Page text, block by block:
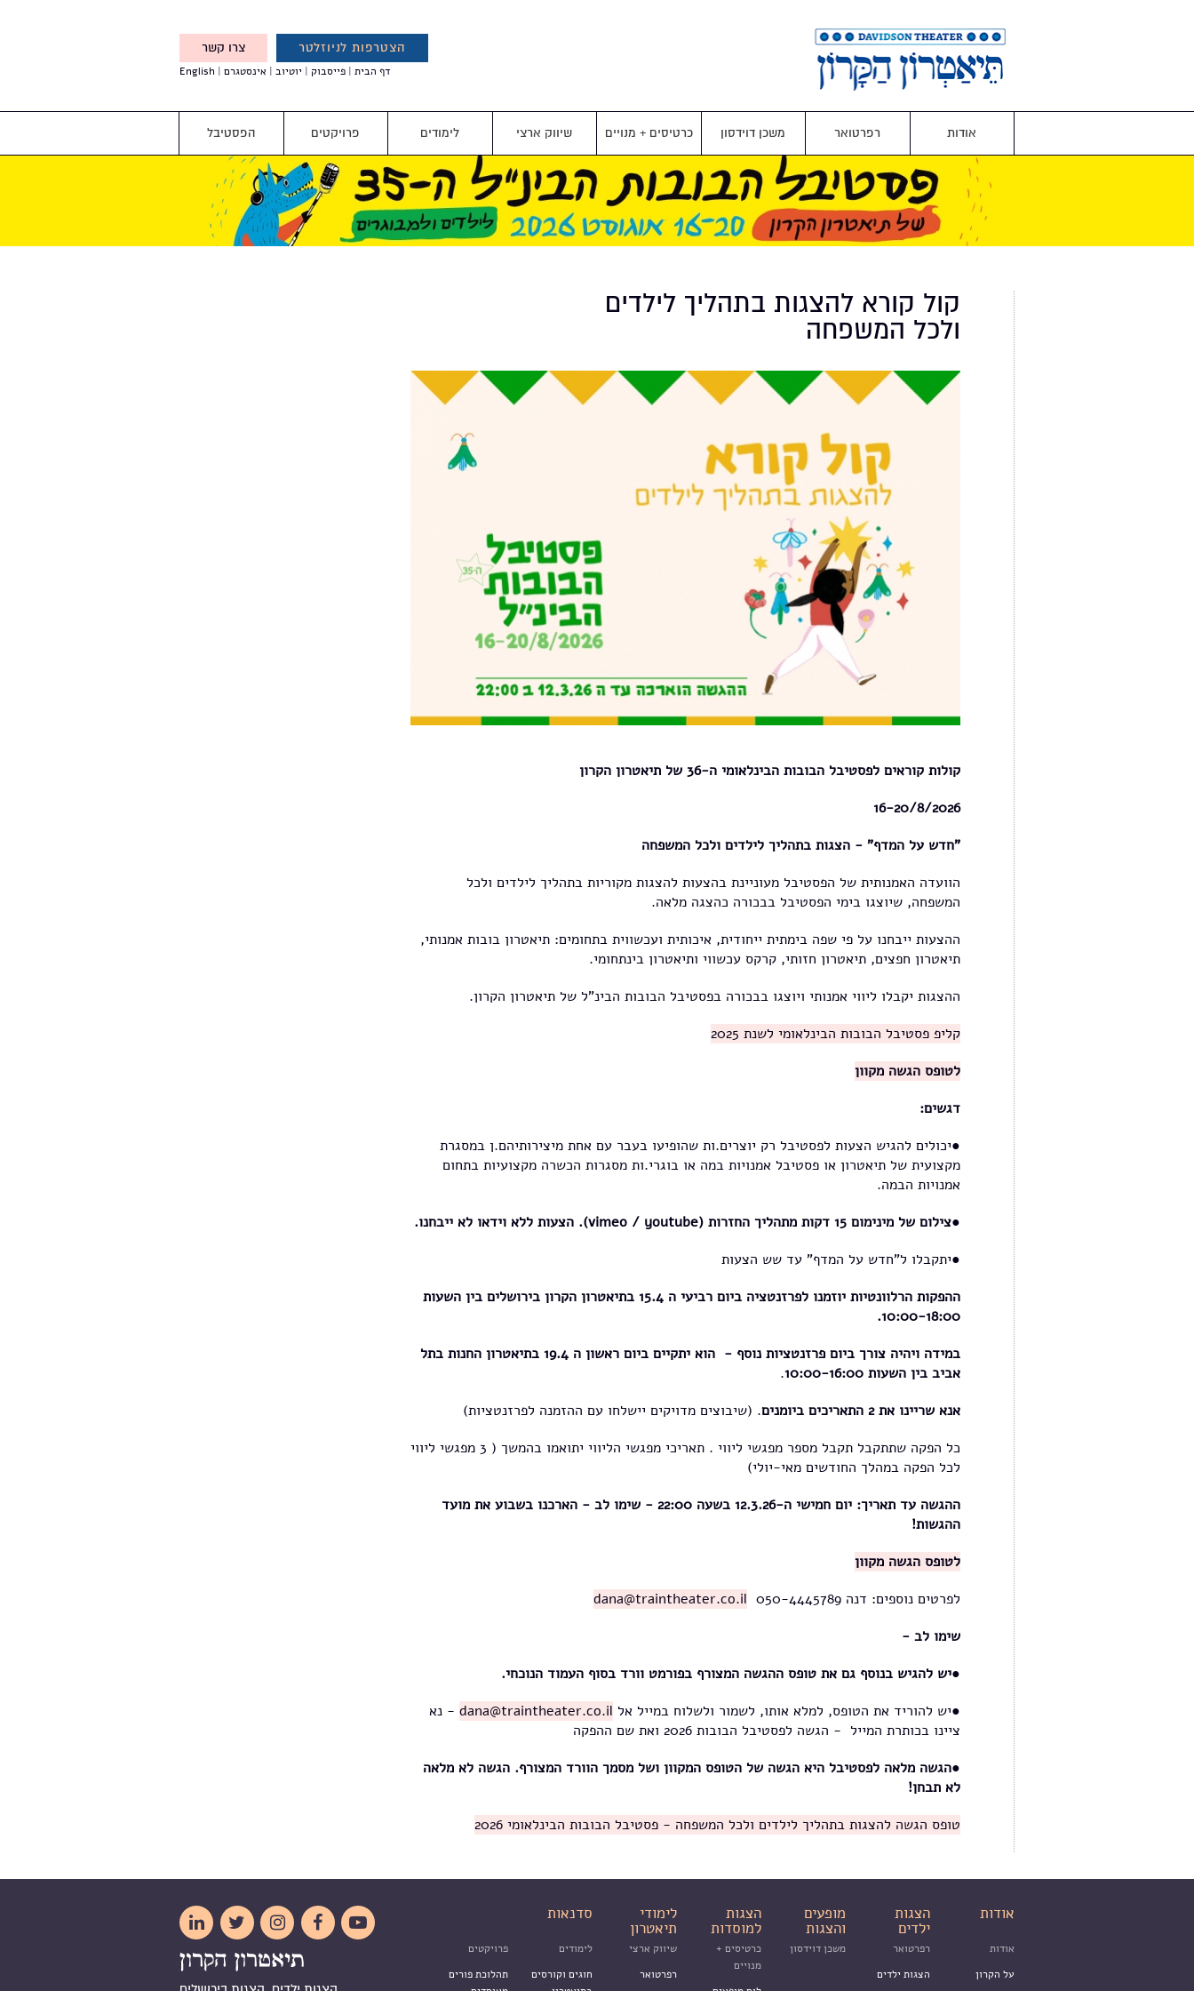
הצטרפות לניוזלטר צרו קשר
והטבות מיוחדות עבורך
דף הבית פייסבוק יוטיוב אינסטגרם English
אודות רפרטואר משכן דוידסון כרטיסים + מנויים שיווק ארצי לימודים פרויקטים הפסטיבל
קול קורא להצגות בתהליך לילדים
ולכל המשפחה
קולות קוראים לפסטיבל הבובות הבינלאומי ה-36 של תיאטרון הקרון
16-20/8/2026
"חדש על המדף" - הצגות בתהליך לילדים ולכל המשפחה
הוועדה האמנותית של הפסטיבל מעוניינת בהצעות להצגות מקוריות בתהליך לילדים ולכל
המשפחה, שיוצגו בימי הפסטיבל בבכורה כהצגה מלאה.
ההצעות ייבחנו על פי שפה בימתית ייחודית, איכותית ועכשווית בתחומים: תיאטרון בובות אמנותי,
תיאטרון חפצים, תיאטרון חזותי, קרקס עכשווי ותיאטרון בינתחומי.
ההצגות יקבלו ליווי אמנותי ויוצגו בבכורה בפסטיבל הבובות הבינ"ל של תיאטרון הקרון.
קליפ פסטיבל הבובות הבינלאומי לשנת 2025
לטופס הגשה מקוון
דגשים:
●יכולים להגיש הצעות לפסטיבל רק יוצרים.ות שהופיעו בעבר עם אחת מיצירותיהם.ן במסגרת
מקצועית של תיאטרון או פסטיבל אמנויות במה או בוגרי.ות מסגרות הכשרה מקצועיות בתחום
אמנויות הבמה.
●צילום של מינימום 15 דקות מתהליך החזרות ( vimeo / youtube). הצעות ללא וידאו לא ייבחנו.
●יתקבלו ל"חדש על המדף" עד שש הצעות
ההפקות הרלוונטיות יוזמנו לפרזנטציה
ביום רביעי ה 15.4 בתיאטרון הקרון בירושלים בין השעות
10:00-18:00.
במידה ויהיה צורך ביום פרזנטציות נוסף - הוא יתקיים ביום ראשון ה 19.4 בתיאטרון החנות בתל
אביב בין השעות 10:00-16:00
.
אנא שריינו את 2 התאריכים ביומנים
. (שיבוצים מדויקים יישלחו עם ההזמנה לפרזנטציות)
כל הפקה שתתקבל תקבל מספר מפגשי ליווי . תאריכי מפגשי הליווי יתואמו בהמשך ( 3 מפגשי ליווי
לכל הפקה במהלך החודשים מאי-יולי)
ההגשה עד תאריך: יום חמישי ה-12.3.26 בשעה 22:00 - שימו לב - הארכנו בשבוע את מועד
ההגשות!
לטופס הגשה מקוון
לפרטים נוספים: דנה 050-4445789
dana@traintheater.co.il
שימו לב -
●יש להגיש בנוסף גם את טופס ההגשה המצורף בפורמט וורד בסוף העמוד הנוכחי.
●יש להוריד את הטופס, למלא אותו, לשמור ולשלוח במייל אל dana@traintheater.co.il - נא
ציינו בכותרת המייל - הגשה לפסטיבל הבובות 2026 ואת שם ההפקה
●הגשה מלאה לפסטיבל היא הגשה של הטופס המקוון ושל מסמך הוורד המצורף. הגשה לא מלאה
לא תבחן!
טופס הגשה להצגות בתהליך לילדים ולכל המשפחה - פסטיבל הבובות הבינלאומי 2026
אודות הצגות
ילדים
מופעים
והצגות
הצגות
למוסדות
לימודי
תיאטרון
סדנאות
אודות
על הקרון
רפרטואר
הצגות ילדים
משכן דוידסון
כרטיסים +
מנויים
שיווק ארצי
רפרטואר
לימודים
חוגים וקורסים
פרויקטים
תהלוכת פורים




